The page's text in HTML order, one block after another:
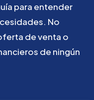
para entender
No
deventa o
de ningún